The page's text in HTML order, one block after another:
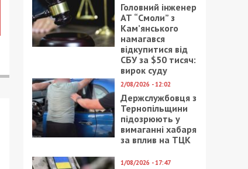
Головний інженер
АТ “Смоли” з
Кам’янського
намагався
відкупитися від
СБУ за $50 тисяч:
вирок суду
2/08/2026 - 12:02
Держслужбовця з
Тернопільщини
підозрюють у
вимаганні хабаря
за вплив на ТЦК
1/08/2026 - 17:47